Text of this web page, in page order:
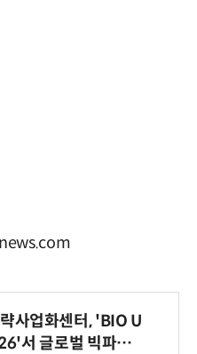
사업화센터, 'BIO U
서 글로벌 빅파마